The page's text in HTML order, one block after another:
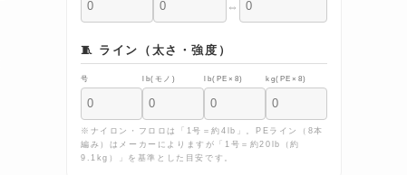
⇔
🧵 ライン（太さ・強度）
号 lb(モノ) lb(PE×8) kg(PE×8)
※ナイロン・フロロは「1号＝約4lb」。PEライン（8本
編み）はメーカーによりますが「1号＝約20lb（約
9.1kg）」を基準とした目安です。